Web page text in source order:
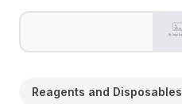
Reagents and Disposables